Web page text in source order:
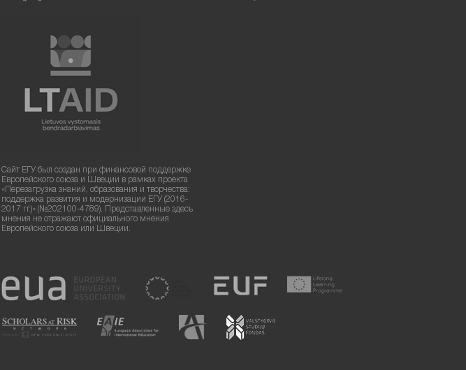
Сайт ЕГУ был создан при финансовой поддержке
Европейского союза и Швеции в рамках проекта
«Перезагрузка знаний, образования и творчества:
поддержка развития и модернизации ЕГУ (2016-
2017 гг.)» (№202100-4789). Представленные здесь
мнения не отражают официального мнения
Европейского союза или Швеции.